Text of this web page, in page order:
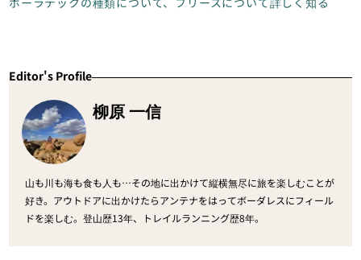
Editor's Profile
柳原 一信
山も川も海も食も人も…その地に出かけて縦横無尽に旅を楽しむことが
好き。アウトドアに出かけたらアンテナをはってボーダレスにフィール
ドを楽しむ。登山歴13年、トレイルランニング歴8年。